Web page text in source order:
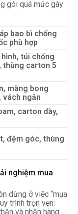
gói quá mức gây
bao bì chống
phù hợp
túi chống
thùng carton 5
màng bong
vách ngăn
carton dày,
đệm góc, thùng
nghiệm mua
dừng ở việc “mua
trình trọn vẹn:
và nhận hàng